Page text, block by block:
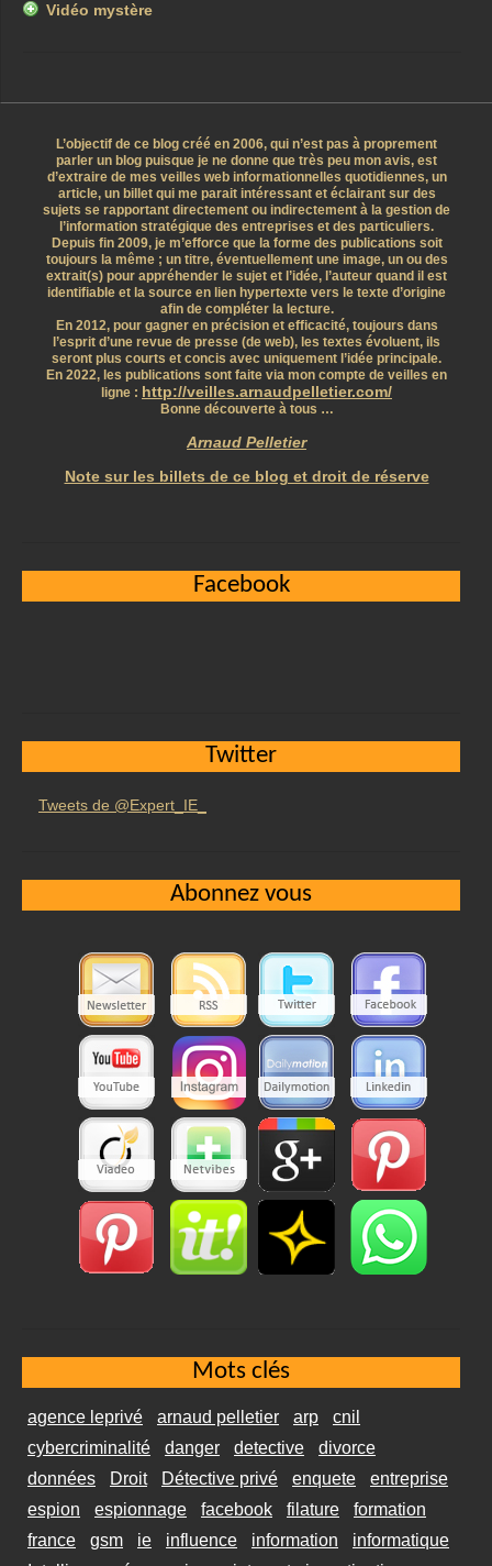
Vidéo mystère
L’objectif de ce blog créé en 2006, qui n’est pas à proprement
parler un blog puisque je ne donne que très peu mon avis, est
d’extraire de mes veilles web informationnelles quotidiennes, un
article, un billet qui me parait intéressant et éclairant sur des
sujets se rapportant directement ou indirectement à la gestion de
l’information stratégique des entreprises et des particuliers.
Depuis fin 2009, je m’efforce que la forme des publications soit
toujours la même ; un titre, éventuellement une image, un ou des
extrait(s) pour appréhender le sujet et l’idée, l’auteur quand il est
identifiable et la source en lien hypertexte vers le texte d’origine
afin de compléter la lecture.
En 2012, pour gagner en précision et efficacité, toujours dans
l’esprit d’une revue de presse (de web), les textes évoluent, ils
seront plus courts et concis avec uniquement l’idée principale.
En 2022, les publications sont faite via mon compte de veilles en
ligne : http://veilles.arnaudpelletier.com/
Bonne découverte à tous …
Arnaud Pelletier
Note sur les billets de ce blog et droit de réserve
Facebook
Twitter
Tweets de @Expert_IE_
Abonnez vous
Mots clés
agence leprivé arnaud pelletier arp
cnil
cybercriminalité
danger detective
divorce
données
Droit Détective privé enquete
entreprise
espion
espionnage facebook filature
formation
france
gsm ie influence information
informatique